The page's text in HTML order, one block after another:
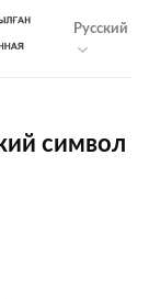
Русский
символ